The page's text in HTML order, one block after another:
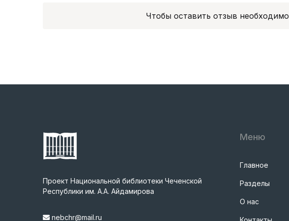
Чтобы оставить отзыв необходимо
Проект Национальной библиотеки Чеченской
Республики им. А.А. Айдамирова
nebchr@mail.ru
Меню
Главное
Разделы
О нас